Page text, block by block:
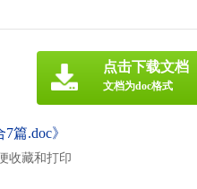
篇.doc》
收藏和打印
点击下载文档
文档为doc格式